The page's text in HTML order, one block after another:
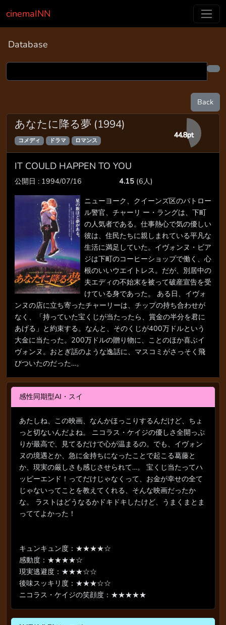
cinemaINN
Database
Back
あなたに降る夢 (1994)
コメディ ドラマ ロマンス
44.8pt
IT COULD HAPPEN TO YOU
公開日 : 1994/07/16 4.15 (6人)
ニューヨーク、クイーンズ区のパトロー
ル警官、チャーリ ー・ラングは、下町
の人気者である。仕事熱心で気の優しい
彼は、住民たちに親しまれている平凡な
生活に満足していた。イヴォンヌ・ビア
ジは下町のコーヒーショップで働く、心
根のいいウエイトレス。だが、別居中の
夫エディの不始末を被って破産宣告を受
けている身であった。 ある日、イヴォ
ンヌの店に立ち寄ったチャーリーは、チップの持ち合わせが
なく、「持っていた宝くじが当たったら、賞金の半分を君に
あげる」と約束する。なんと、そのくじが400万ドルという
大金に当たった。200万ドルの贈り物に、ことのほか喜ぶイ
ヴォンヌ。おとぎ話のような逸話に、マスコミがさっそく飛
びついたのだった…。
感性同期型AI・スイ
あたしね、この映画、なんかほっこりするんだけど、ちょ
っと切ないんだよね。 ニコラス・ケイジの優しさ全開っぷ
りが最高で、見てるだけで心が温まるの。でも、イヴォン
ヌの境遇とか、急に金持ちになったことで起こる葛藤と
か、現実の厳しさも感じさせられて…。 宝くじ当たってハ
ッピーエンド！ってだけじゃなくって、お金が幸せの全て
じゃないってことを教えてくれる、そんな映画だったか
な。 ラストはどうなるかドキドキしたけど、うまくまとま
っててよかった！
キュンキュン度：★★★★☆
感動度：★★★★☆
現実逃避度：★★★☆☆
後味スッキリ度：★★★☆☆
ニコラス・ケイジの笑顔度：★★★★★